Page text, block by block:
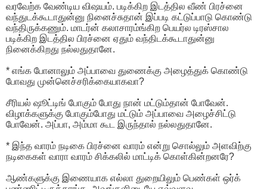
வரவேற்க வேண்டிய விஷயம். படிக்கிற இடத்தில வீண் பிரச்னை
வந்துடக்கூடாதுன்னு நினைச்சுதான் இப்படி கட்டுப்பாடு கொண்டு
வந்திருக்கணும். மாடர்ன் கலாசாரம்ங்கிற பெயர்ல டிரஸ்சால
படிக்கிற இடத்தில பிரச்னை ஏதும் வந்திடக்கூடாதுன்னு
நினைக்கிறது நல்லதுதானே.
* எங்க போனாலும் அப்பாவை துணைக்கு அழைத்துக் கொண்டு
போவது முன்னெச்சரிக்கையாகவா?
சீரியல் ஷூட்டிங் போகும் போது நான் மட்டும்தான் போவேன்.
விழாக்களுக்கு போகும்போது மட்டும் அப்பாவை அழைச்சிட்டு
போவேன். அப்பா, அம்மா கூட இருந்தால் நல்லதுதானே.
* இந்த வாரம் நடிகை பிரச்னை வாரம் என்று சொல்லும் அளவிற்கு
நடிகைகள் வாரா வாரம் சிக்கலில் மாட்டிக் கொள்கின்றனரே?
ஆண்களுக்கு இணையாக எல்லா துறையிலும் பெண்கள் ஒர்க்